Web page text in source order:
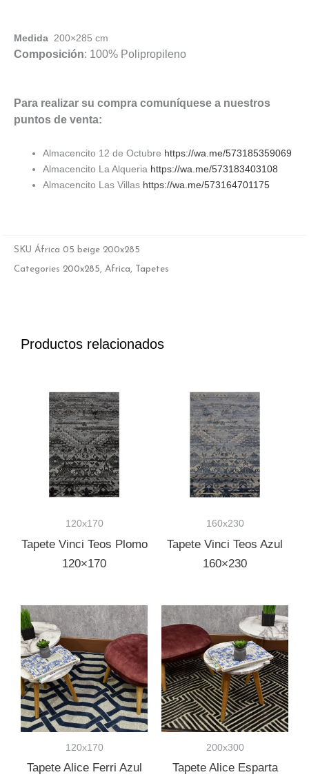
Medida 200×285 cm
Composición: 100% Polipropileno
Para realizar su compra comuníquese a nuestros
puntos de venta:
Almacencito 12 de Octubre https://wa.me/573185359069
Almacencito La Alqueria https://wa.me/573183403108
Almacencito Las Villas https://wa.me/573164701175
SKU África 05 beige 200x285
Categories 200x285 Africa Tapetes
Productos relacionados
120x170
Tapete Vinci Teos Plomo
120×170
160x230
Tapete Vinci Teos Azul
160×230
120x170
Tapete Alice Ferri Azul
200x300
Tapete Alice Esparta